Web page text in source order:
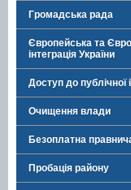
Громадська рада
Європейська та
інтеграція України
Доступ до публічної
Очищення влади
Безоплатна
Пробація району